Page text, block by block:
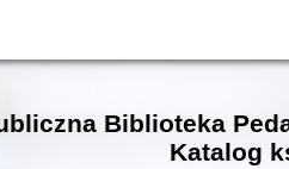
Biblioteka
Katalog